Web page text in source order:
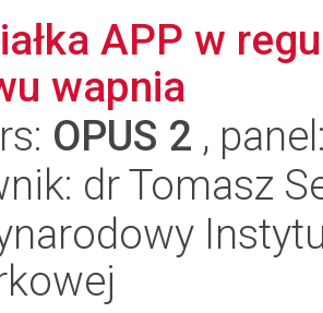
APP w
wapnia
OPUS 2 ,
dr Tomasz